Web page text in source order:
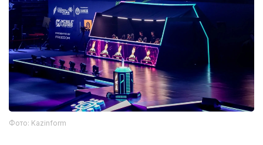
Фото: Kazinform